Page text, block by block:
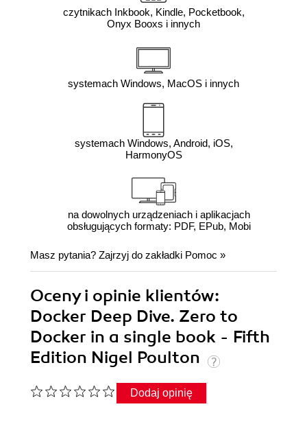
czytnikach Inkbook, Kindle, Pocketbook,
Onyx Booxs i innych
systemach Windows, MacOS i innych
systemach Windows, Android, iOS,
HarmonyOS
na dowolnych urządzeniach i aplikacjach
obsługujących formaty: PDF, EPub, Mobi
Masz pytania? Zajrzyj do zakładki Pomoc »
Oceny i opinie klientów:
Docker Deep Dive. Zero to
Docker in a single book - Fifth
Edition Nigel Poulton
Dodaj opinię